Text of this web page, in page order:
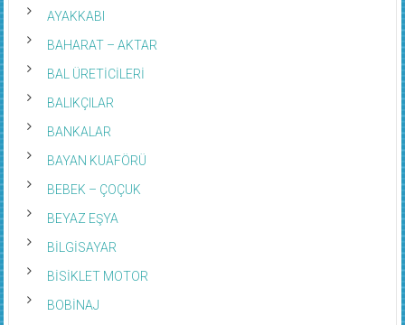
AYAKKABI
BAHARAT – AKTAR
BAL ÜRETİCİLERİ
BALIKÇILAR
BANKALAR
BAYAN KUAFÖRÜ
BEBEK – ÇOÇUK
BEYAZ EŞYA
BİLGİSAYAR
BİSİKLET MOTOR
BOBİNAJ